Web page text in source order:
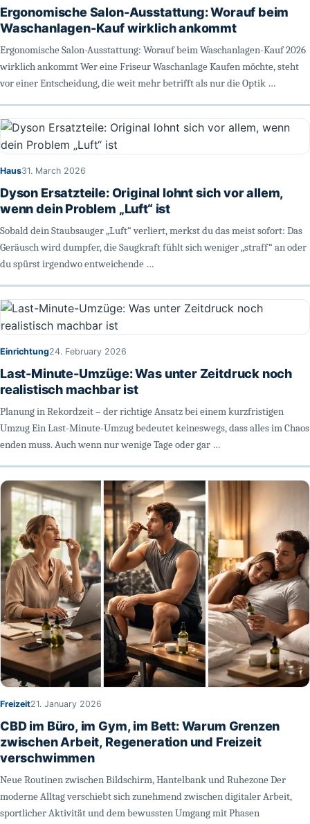
Ergonomische Salon-Ausstattung: Worauf beim
Waschanlagen-Kauf wirklich ankommt
Ergonomische Salon-Ausstattung: Worauf beim Waschanlagen-Kauf 2026
wirklich ankommt Wer eine Friseur Waschanlage Kaufen möchte, steht
vor einer Entscheidung, die weit mehr betrifft als nur die Optik …
Haus31. March 2026
Dyson Ersatzteile: Original lohnt sich vor allem,
wenn dein Problem „Luft“ ist
Sobald dein Staubsauger „Luft“ verliert, merkst du das meist sofort: Das
Geräusch wird dumpfer, die Saugkraft fühlt sich weniger „straff“ an oder
du spürst irgendwo entweichende …
Einrichtung24. February 2026
Last-Minute-Umzüge: Was unter Zeitdruck noch
realistisch machbar ist
Planung in Rekordzeit – der richtige Ansatz bei einem kurzfristigen
Umzug Ein Last-Minute-Umzug bedeutet keineswegs, dass alles im Chaos
enden muss. Auch wenn nur wenige Tage oder gar …
Freizeit21. January 2026
CBD im Büro, im Gym, im Bett: Warum Grenzen
zwischen Arbeit, Regeneration und Freizeit
verschwimmen
Neue Routinen zwischen Bildschirm, Hantelbank und Ruhezone Der
moderne Alltag verschiebt sich zunehmend zwischen digitaler Arbeit,
sportlicher Aktivität und dem bewussten Umgang mit Phasen